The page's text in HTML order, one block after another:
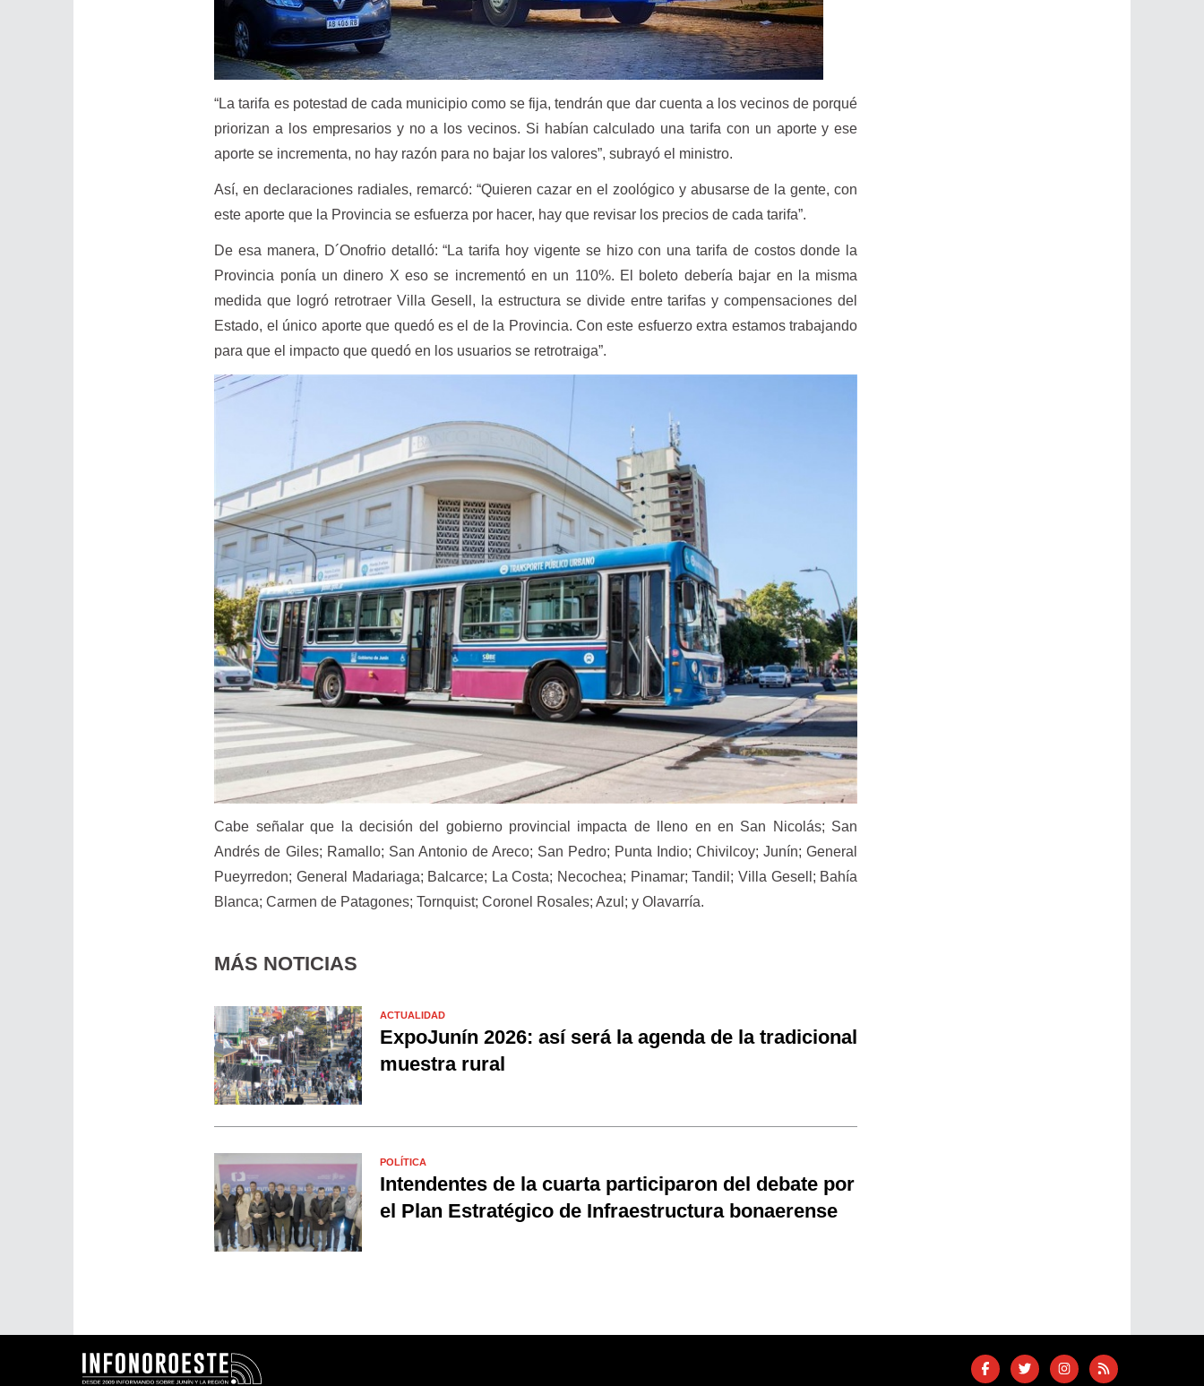
“La tarifa es potestad de cada municipio como se fija, tendrán que dar cuenta a los vecinos de porqué
priorizan a los empresarios y no a los vecinos. Si habían calculado una tarifa con un aporte y ese
aporte se incrementa, no hay razón para no bajar los valores”, subrayó el ministro.
Así, en declaraciones radiales, remarcó: “Quieren cazar en el zoológico y abusarse de la gente, con
este aporte que la Provincia se esfuerza por hacer, hay que revisar los precios de cada tarifa”.
De esa manera, D´Onofrio detalló: “La tarifa hoy vigente se hizo con una tarifa de costos donde la
Provincia ponía un dinero X eso se incrementó en un 110%. El boleto debería bajar en la misma
medida que logró retrotraer Villa Gesell, la estructura se divide entre tarifas y compensaciones del
Estado, el único aporte que quedó es el de la Provincia. Con este esfuerzo extra estamos trabajando
para que el impacto que quedó en los usuarios se retrotraiga”.
Cabe señalar que la decisión del gobierno provincial impacta de lleno en en San Nicolás; San
Andrés de Giles; Ramallo; San Antonio de Areco; San Pedro; Punta Indio; Chivilcoy; Junín; General
Pueyrredon; General Madariaga; Balcarce; La Costa; Necochea; Pinamar; Tandil; Villa Gesell; Bahía
Blanca; Carmen de Patagones; Tornquist; Coronel Rosales; Azul; y Olavarría.
MÁS NOTICIAS
ACTUALIDAD
ExpoJunín 2026: así será la agenda de la tradicional
muestra rural
POLÍTICA
Intendentes de la cuarta participaron del debate por
el Plan Estratégico de Infraestructura bonaerense